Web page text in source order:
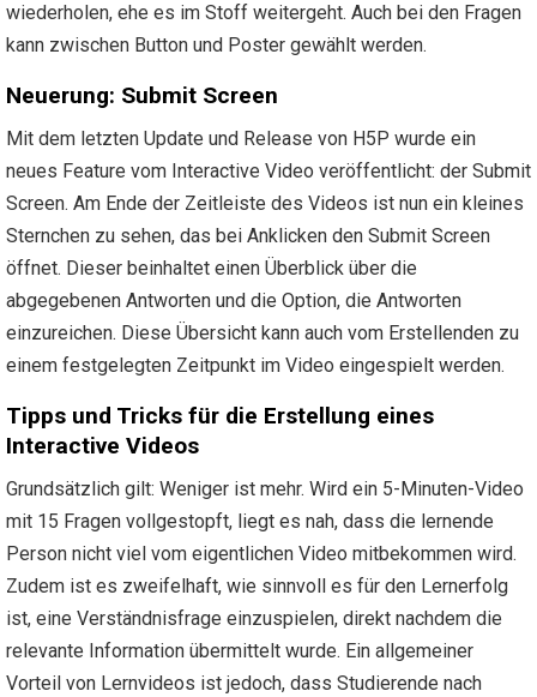
wiederholen, ehe es im Stoff weitergeht. Auch bei den Fragen
kann zwischen Button und Poster gewählt werden.
Neuerung: Submit Screen
Mit dem letzten Update und Release von H5P wurde ein
neues Feature vom Interactive Video veröffentlicht: der Submit
Screen. Am Ende der Zeitleiste des Videos ist nun ein kleines
Sternchen zu sehen, das bei Anklicken den Submit Screen
öffnet. Dieser beinhaltet einen Überblick über die
abgegebenen Antworten und die Option, die Antworten
einzureichen. Diese Übersicht kann auch vom Erstellenden zu
einem festgelegten Zeitpunkt im Video eingespielt werden.
Tipps und Tricks für die Erstellung eines
Interactive Videos
Grundsätzlich gilt: Weniger ist mehr. Wird ein 5-Minuten-Video
mit 15 Fragen vollgestopft, liegt es nah, dass die lernende
Person nicht viel vom eigentlichen Video mitbekommen wird.
Zudem ist es zweifelhaft, wie sinnvoll es für den Lernerfolg
ist, eine Verständnisfrage einzuspielen, direkt nachdem die
relevante Information übermittelt wurde. Ein allgemeiner
Vorteil von Lernvideos ist jedoch, dass Studierende nach